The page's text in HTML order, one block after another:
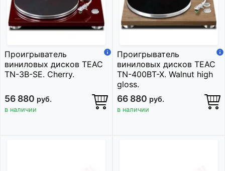
Проигрыватель
виниловых дисков TEAC
TN-3B-SE. Cherry.
56 880 руб.
в наличии
Проигрыватель
виниловых дисков TEAC
TN-400BT-X. Walnut high
gloss.
66 880 руб.
в наличии